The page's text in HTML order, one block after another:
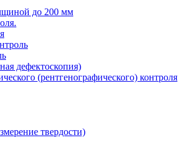
до 200 мм
дефектоскопия)
(рентгенографического) контроля
твердости)